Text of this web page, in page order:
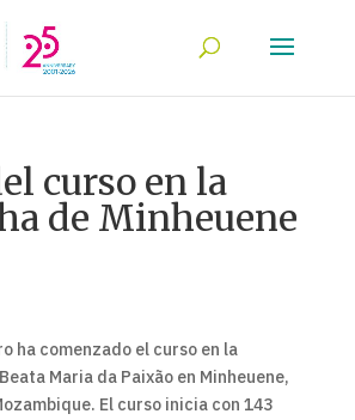
curso en la
de Minheuene
ha comenzado el curso en la
Maria da Paixão en Minheuene,
El curso inicia con 143